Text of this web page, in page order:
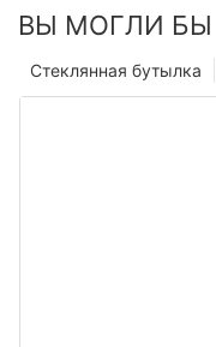
ВЫ МОГЛИ БЫ
Стеклянная бутылка